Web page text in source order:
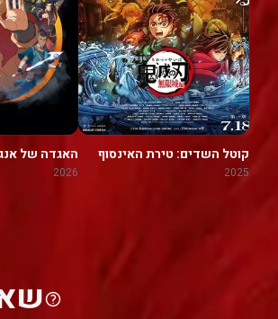
קוטל השדים: טירת האינסוף
2025
האגדה של
האחרון
2026